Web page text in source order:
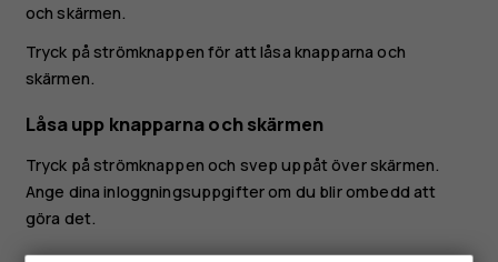
och skärmen.
Tryck på strömknappen för att låsa knapparna och
skärmen.
Låsa upp knapparna och skärmen
Tryck på strömknappen och svep uppåt över skärmen.
Ange dina inloggningsuppgifter om du blir ombedd att
göra det.